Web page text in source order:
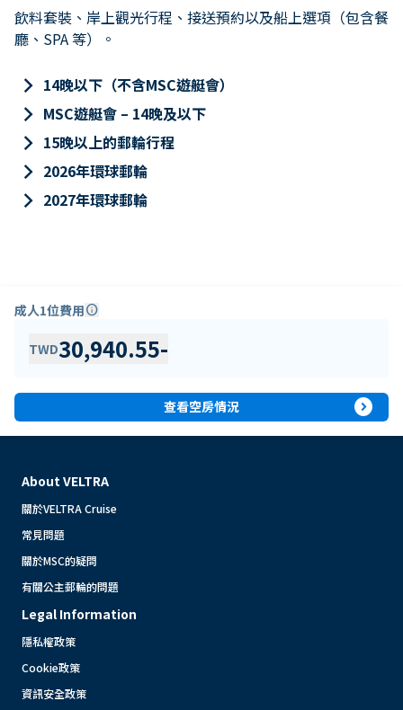
飲料套裝、岸上觀光行程、接送預約以及船上選項（包含餐
廳、SPA 等）。
keyboard_arrow_right 14晚以下（不含MSC遊艇會）
keyboard_arrow_right MSC遊艇會 – 14晚及以下
keyboard_arrow_right 15晚以上的郵輪行程
keyboard_arrow_right 2026年環球郵輪
keyboard_arrow_right 2027年環球郵輪
成人1位費用info
TWD30,940.55-
查看空房情況 expand_circle_right
About VELTRA
關於VELTRA Cruise
常見問題
關於MSC的疑問
有關公主郵輪的問題
Legal Information
隱私權政策
Cookie政策
資訊安全政策